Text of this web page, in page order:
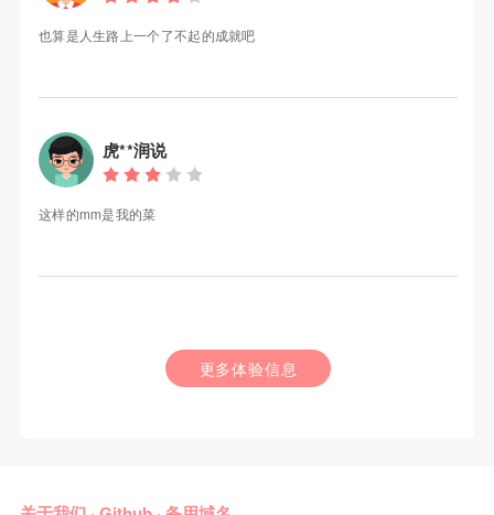
也算是人生路上一个了不起的成就吧
虎**润说
这样的mm是我的菜
更多体验信息